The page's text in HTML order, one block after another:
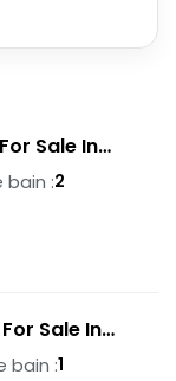
Sale In
bain :2
Sale In
bain :1